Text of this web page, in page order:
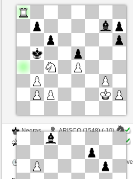
Blancas
ARISCO (1538) (-9)
Negras
Tiempo: 2 minutes/side + 0 seconds/move
Esta partida es por puntos
Negras
ARISCO (1548) (-10)
Tiempo: 2 minutes/side + 0 seconds/move